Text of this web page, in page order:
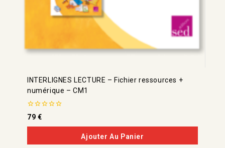
INTERLIGNES LECTURE – Fichier ressources +
numérique – CM1
0
de
5
79 €
Ajouter Au Panier